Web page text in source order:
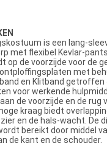
is een lang-
met flexibel Kevlar-
op de voorzijde voor de
met
en Klitband getroffen
voor werkende
de voorzijde en de rug
kraag biedt
en de hals-wacht. De
bereikt door middel
de kant en de schouder.